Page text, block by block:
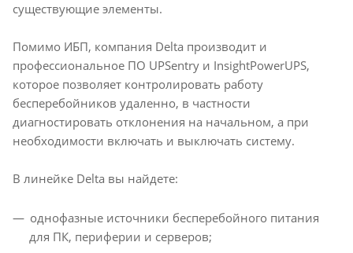
существующие элементы.
Помимо ИБП, компания Delta производит и
профессиональное ПО UPSentry и InsightPowerUPS,
которое позволяет контролировать работу
бесперебойников удаленно, в частности
диагностировать отклонения на начальном, а при
необходимости включать и выключать систему.
В линейке Delta вы найдете:
однофазные источники бесперебойного питания
для ПК, периферии и серверов;